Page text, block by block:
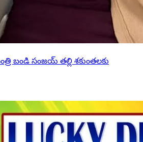
బండి సంజయ్ తల్లి శకుంతలకు